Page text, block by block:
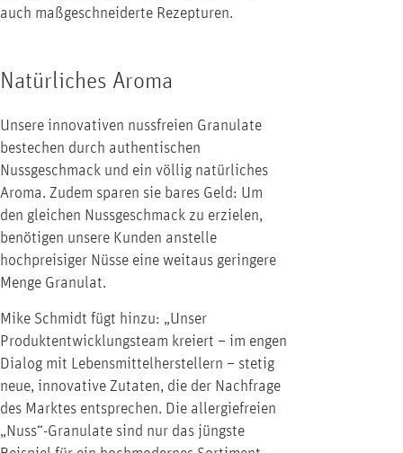
auch maßgeschneiderte Rezepturen.
Natürliches Aroma
Unsere innovativen nussfreien Granulate
bestechen durch authentischen
Nussgeschmack und ein völlig natürliches
Aroma. Zudem sparen sie bares Geld: Um
den gleichen Nussgeschmack zu erzielen,
benötigen unsere Kunden anstelle
hochpreisiger Nüsse eine weitaus geringere
Menge Granulat.
Mike Schmidt fügt hinzu: „Unser
Produktentwicklungsteam kreiert – im engen
Dialog mit Lebensmittelherstellern – stetig
neue, innovative Zutaten, die der Nachfrage
des Marktes entsprechen. Die allergiefreien
„Nuss“-Granulate sind nur das jüngste